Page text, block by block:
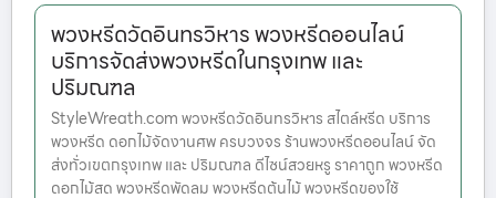
พวงหรีดวัดอินทรวิหาร พวงหรีดออนไลน์
บริการจัดส่งพวงหรีดในกรุงเทพ และ
ปริมณฑล
StyleWreath.com พวงหรีดวัดอินทรวิหาร สไตล์หรีด บริการ
พวงหรีด ดอกไม้จัดงานศพ ครบวงจร ร้านพวงหรีดออนไลน์ จัด
ส่งทั่วเขตกรุงเทพ และ ปริมณฑล ดีไซน์สวยหรู ราคาถูก พวงหรีด
ดอกไม้สด พวงหรีดพัดลม พวงหรีดต้นไม้ พวงหรีดของใช้